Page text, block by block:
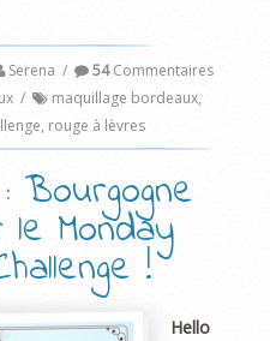
Serena / 54Commentaires
/ maquillage bordeaux,
, rouge à lèvres
Bourgogne
Monday
!
Hello